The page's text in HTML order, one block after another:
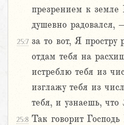
презрением к земле
душевно радовался,
25:7 за то вот, Я
отдам тебя на
истреблю тебя из
изглажу тебя из
тебя, и узнаешь, что
25:8 Так говорит